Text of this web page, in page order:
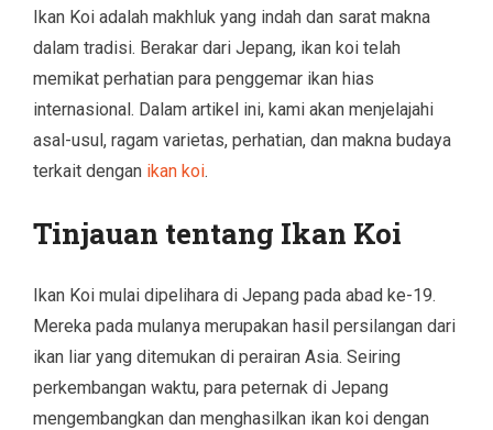
Ikan Koi adalah makhluk yang indah dan sarat makna
dalam tradisi. Berakar dari Jepang, ikan koi telah
memikat perhatian para penggemar ikan hias
internasional. Dalam artikel ini, kami akan menjelajahi
asal-usul, ragam varietas, perhatian, dan makna budaya
terkait dengan ikan koi.
Tinjauan tentang Ikan Koi
Ikan Koi mulai dipelihara di Jepang pada abad ke-19.
Mereka pada mulanya merupakan hasil persilangan dari
ikan liar yang ditemukan di perairan Asia. Seiring
perkembangan waktu, para peternak di Jepang
mengembangkan dan menghasilkan ikan koi dengan